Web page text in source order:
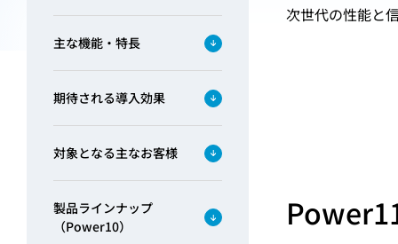
次世代の性能と
主な機能・特長
期待される導入効果
対象となる主なお客様
製品ラインナップ
（Power10）